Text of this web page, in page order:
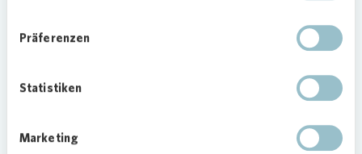
Präferenzen
Statistiken
Marketing
viele Kinder unserer Mieterinnen und Mieter
bereits“, erklärt Pia Grypstra, Regionalleiterin von
. „Als Wohnungsunternehmen möchten
Quartieren beitragen. Dazu gehört für uns auch